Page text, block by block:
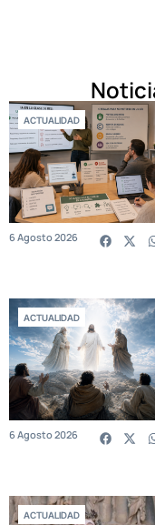
ACTUALIDAD
6 Agosto 2026
ACTUALIDAD
6 Agosto 2026
ACTUALIDAD